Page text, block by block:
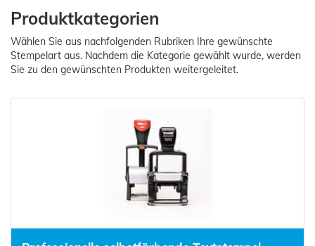
Produktkategorien
Wählen Sie aus nachfolgenden Rubriken Ihre gewünschte
Stempelart aus. Nachdem die Kategorie gewählt wurde, werden
Sie zu den gewünschten Produkten weitergeleitet.